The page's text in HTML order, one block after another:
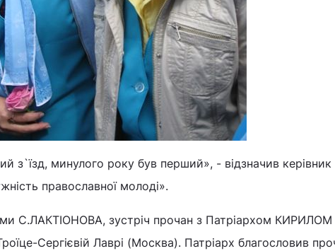
з`їзд, минулого року був перший», - відзначив
православної молоді».
С.ЛАКТІОНОВА, зустріч прочан з Патріархом КИРИЛОМ
Сергієвій Лаврі (Москва). Патріарх благословив